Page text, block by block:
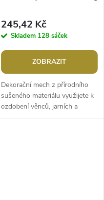
245,42 Kč
Skladem 128 sáček
ZOBRAZIT
Dekorační mech z přírodního
sušeného materiálu využijete k
ozdobení věnců, jarních a
podzimních dekorací, aranžmá